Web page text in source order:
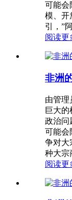
可能会
模、开
引，”
阅读更
非洲
由管理
巨大
政治问
可能会
争对大
种大宗
阅读更